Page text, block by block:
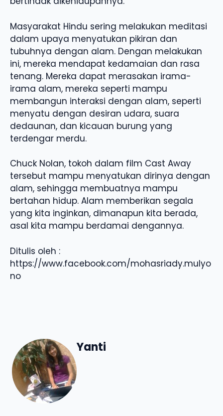
Masyarakat Hindu sering melakukan meditasi
dalam upaya menyatukan pikiran dan
tubuhnya dengan alam. Dengan melakukan
ini, mereka mendapat kedamaian dan rasa
tenang. Mereka dapat merasakan irama-
irama alam, mereka seperti mampu
membangun interaksi dengan alam, seperti
menyatu dengan desiran udara, suara
dedaunan, dan kicauan burung yang
terdengar merdu.
Chuck Nolan, tokoh dalam film Cast Away
tersebut mampu menyatukan dirinya dengan
alam, sehingga membuatnya mampu
bertahan hidup. Alam memberikan segala
yang kita inginkan, dimanapun kita berada,
asal kita mampu berdamai dengannya.
Ditulis oleh :
https://www.facebook.com/mohasriady.mulyo
no
Yanti